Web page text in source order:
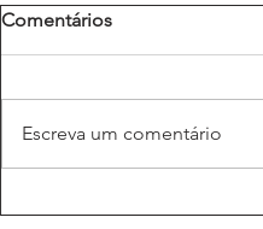
Comentários
Escreva um comentário